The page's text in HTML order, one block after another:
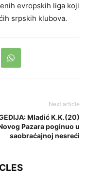
evropskih liga koji
srpskih klubova.
Next article
Mladić K.K.(20)
Pazara poginuo u
saobraćajnoj nesreći